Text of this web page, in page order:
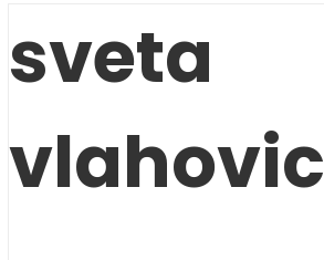
sveta
vlahovic